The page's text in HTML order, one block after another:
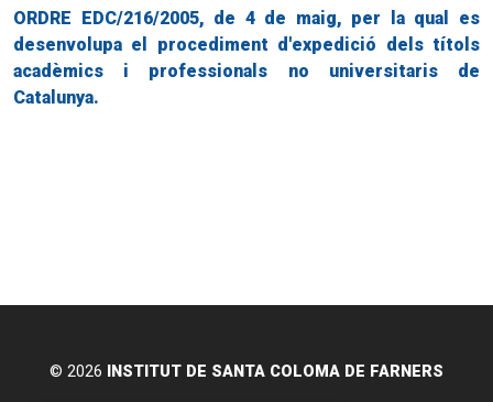
ORDRE EDC/216/2005, de 4 de maig, per la qual es
desenvolupa el procediment d'expedició dels títols
acadèmics i professionals no universitaris de
Catalunya.
© 2026 INSTITUT DE SANTA COLOMA DE FARNERS